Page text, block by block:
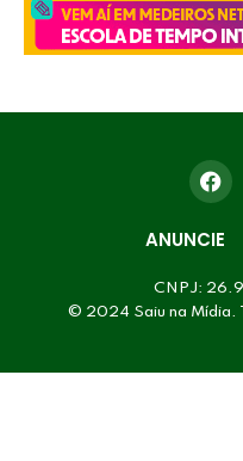
ANUNCIE
CNPJ:
© 2024 Saiu na Mídia.